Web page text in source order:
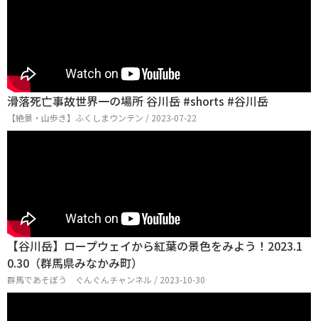
滑落死亡事故世界一の場所 谷川岳 #shorts #谷川岳
【絶景・山歩き】ふくしまウンテン / 2023-07-22
【谷川岳】ロープウェイから紅葉の景色をみよう！2023.1
0.30（群馬県みなかみ町）
群馬であそぼう ぐんぐんチャンネル / 2023-10-30